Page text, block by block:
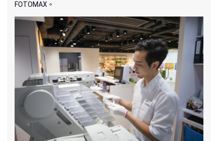
FOTOMAX。